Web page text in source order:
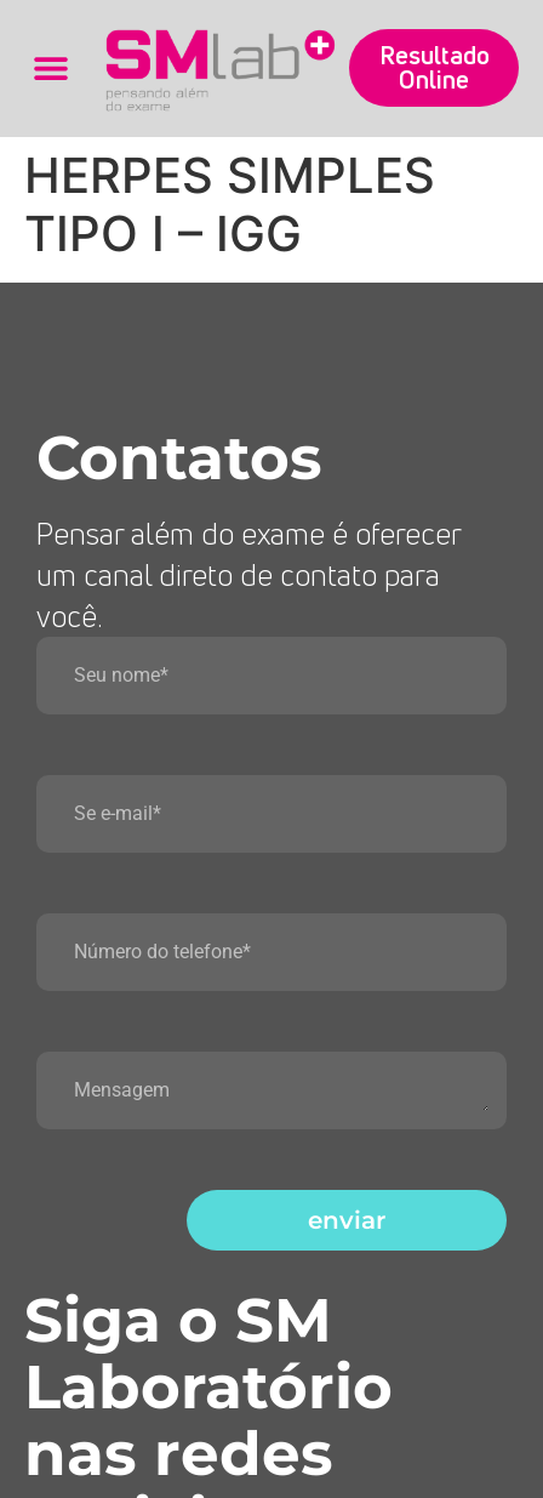
Resultado
Online
HERPES SIMPLES
TIPO I – IGG
Contatos
Pensar além do exame é oferecer
um canal direto de contato para
você.
enviar
Siga o SM
Laboratório
nas redes